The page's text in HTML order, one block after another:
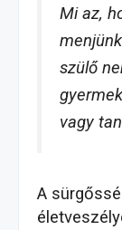
Mi az,
szülő
vagy
A